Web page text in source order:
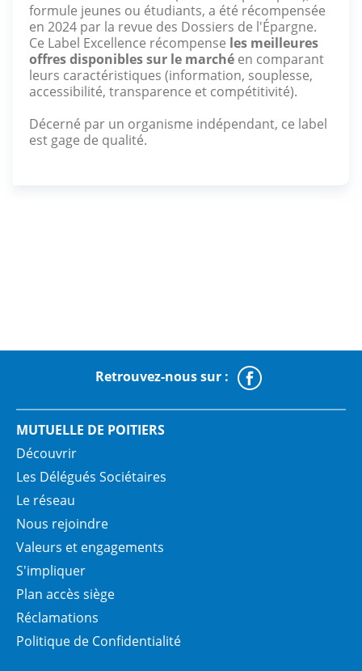
formule jeunes ou étudiants, a été récompensée
en 2024 par la revue des Dossiers de l'Épargne.
Ce Label Excellence récompense les meilleures
offres disponibles sur le marché en comparant
leurs caractéristiques (information, souplesse,
accessibilité, transparence et compétitivité).
Décerné par un organisme indépendant, ce label
est gage de qualité.
Retrouvez-nous sur :
MUTUELLE DE POITIERS
Découvrir
Les Délégués Sociétaires
Le réseau
Nous rejoindre
Valeurs et engagements
S'impliquer
Plan accès siège
Réclamations
Politique de Confidentialité